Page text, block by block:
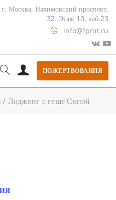
г. Москва, Нахимовский проспект,
32. Этаж 10, каб.23
info@fpmt.ru
ПОЖЕРТВОВАНИЯ
/ Лоджонг с геше Сопой